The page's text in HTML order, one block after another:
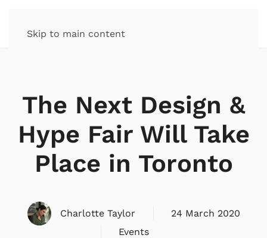
Skip to main content
The Next Design &
Hype Fair Will Take
Place in Toronto
Charlotte Taylor
24 March 2020
Events